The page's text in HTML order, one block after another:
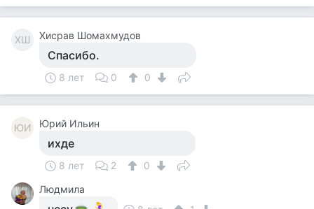
ХШ Хисрав Шомахмудов
Спасибо.
8 лет 0 0
ЮИ Юрий Ильин
ихде
8 лет 2
0
Людмила